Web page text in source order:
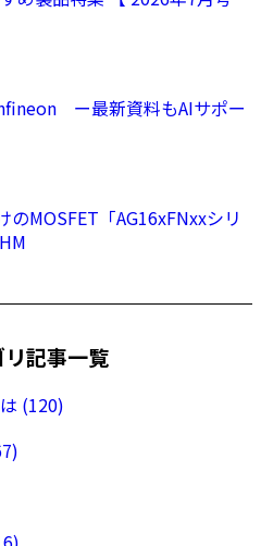
ー最新資料もAIサポー
のMOSFET「AG16xFNxxシリ
リ記事一覧
(120)